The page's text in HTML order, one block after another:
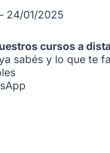
24/01/2025
cursos a
sabés y lo que te